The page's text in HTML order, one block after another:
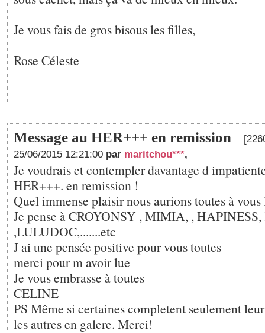
Je vous fais de gros bisous les filles,
Rose Céleste
Message au HER+++ en remission
25/06/2015 12:21:00 par maritchou***,
Je voudrais et contempler davantage d
HER+++. en remission !
Quel immense plaisir nous aurions toutes à
Je pense à CROYONSY , MIMIA, ,
,LULUDOC,.......etc
J ai une pensée positive pour vous toutes
merci pour m avoir lue
Je vous embrasse à toutes
CELINE
PS Même si certaines completent seulement
les autres en galere. Merci!